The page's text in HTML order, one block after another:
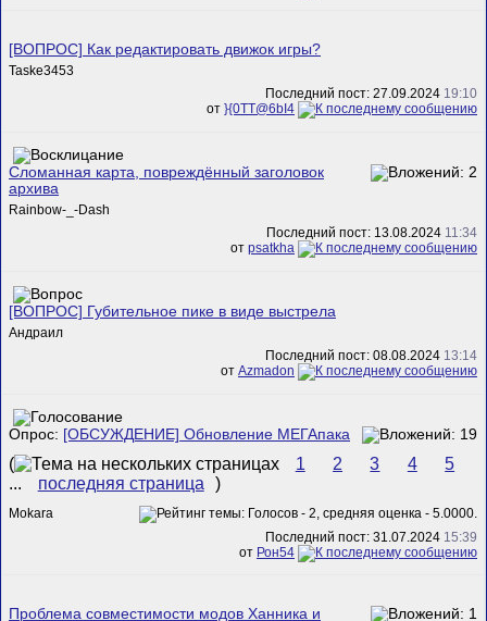
[ВОПРОС] Как редактировать движок игры?
Taske3453
Последний пост: 27.09.2024 19:10
от }{0TT@6bI4
Сломанная карта, повреждённый заголовок
архива
Rainbow-_-Dash
Последний пост: 13.08.2024 11:34
от psatkha
[ВОПРОС] Губительное пике в виде выстрела
Андраил
Последний пост: 08.08.2024 13:14
от Azmadon
Опрос: [ОБСУЖДЕНИЕ] Обновление МЕГАпака
( 1 2 3 4
5
...
последняя страница )
Mokara
Последний пост: 31.07.2024 15:39
от Рон54
Проблема совместимости модов Ханника и